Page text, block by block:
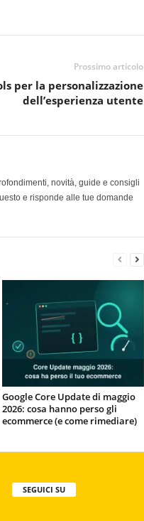
Prossimo articolo
per la personalizzazione
dell’esperienza utente
novità, guide e consigli
e risponde alle tue domande
Google Core Update di maggio
2026: cosa hanno perso gli
ecommerce (e come rimediare)
SEGUICI SU